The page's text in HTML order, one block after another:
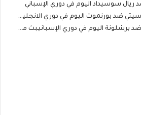
سوسيداد اليوم في دوري الإسباني
بورنموث اليوم في دوري الانجليزي الممتاز
دوري الإسبانيبث مباشر | ريال مدريد ضد برشلونة اليوم في دوري الإسباني